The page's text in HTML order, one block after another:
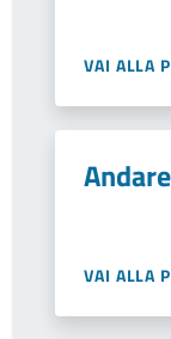
VAI ALLA
VAI ALLA